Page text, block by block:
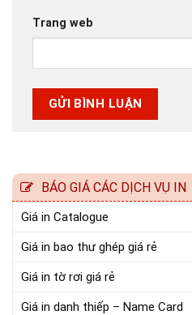
Trang web
BÁO GIÁ CÁC DỊCH VỤ IN
Giá in Catalogue
Giá in bao thư ghép giá rẻ
Giá in tờ rơi giá rẻ
Giá in danh thiếp – Name Card